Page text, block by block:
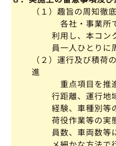
（１）趣旨の周知徹底
各社・事業所
利用し、本コン
員一人ひとりに
（２）運行及び積荷
進
重点項目を推
行距離、運行地
経験、車種別等
荷役作業等の実
員数、車両数等